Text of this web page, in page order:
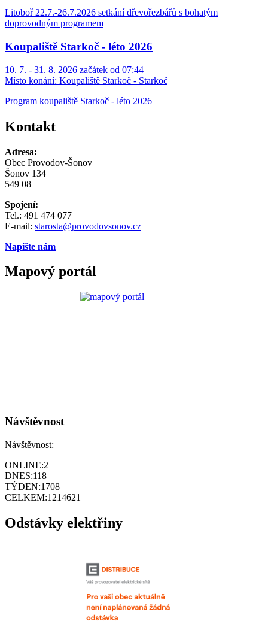
Litoboř 22.7.-26.7.2026 setkání dřevořezbářů s bohatým
doprovodným programem
Koupaliště Starkoč - léto 2026
10. 7. - 31. 8. 2026 začátek od 07:44
Místo konání: Koupaliště Starkoč - Starkoč
Program koupaliště Starkoč - léto 2026
Kontakt
Adresa:
Obec Provodov-Šonov
Šonov 134
549 08
Spojení:
Tel.: 491 474 077
E-mail: starosta@provodovsonov.cz
Napište nám
Mapový portál
Návštěvnost
Návštěvnost:
ONLINE:2
DNES:118
TÝDEN:1708
CELKEM:1214621
Odstávky elektřiny